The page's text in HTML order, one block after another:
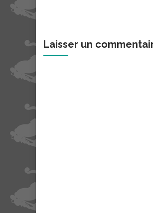
Laisser un